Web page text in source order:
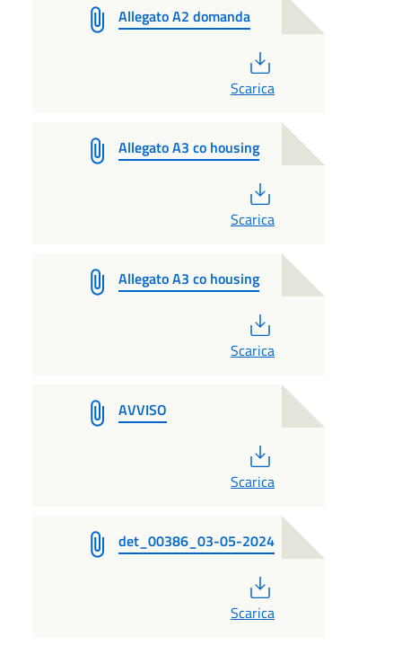
Allegato A2 domanda
Scarica
Allegato A3 co housing
Scarica
Allegato A3 co housing
Scarica
AVVISO
Scarica
det_00386_03-05-2024
Scarica